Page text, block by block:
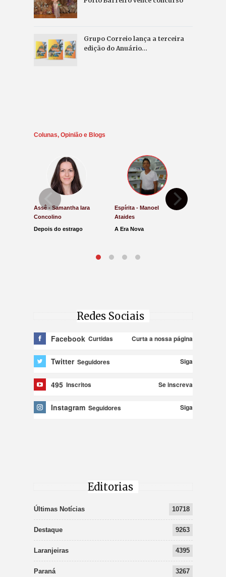
Grupo Correio lança a terceira
edição do Anuário…
Colunas, Opinião e Blogs
Assê - Samantha Iara
Concolino
Depois do estrago
Espírita - Manoel
Ataides
A Era Nova
Redes Sociais
Facebook Curtidas Curta a nossa página
Twitter Seguidores Siga
495 Inscritos Se inscreva
Instagram Seguidores Siga
Editorias
Últimas Notícias 10718
Destaque 9263
Laranjeiras 4395
Paraná 3267